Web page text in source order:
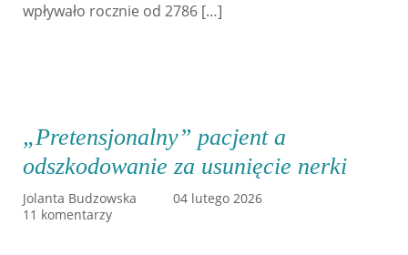
wpływało rocznie od 2786 […]
„Pretensjonalny” pacjent a
odszkodowanie za usunięcie nerki
Jolanta Budzowska
04 lutego 2026
11 komentarzy